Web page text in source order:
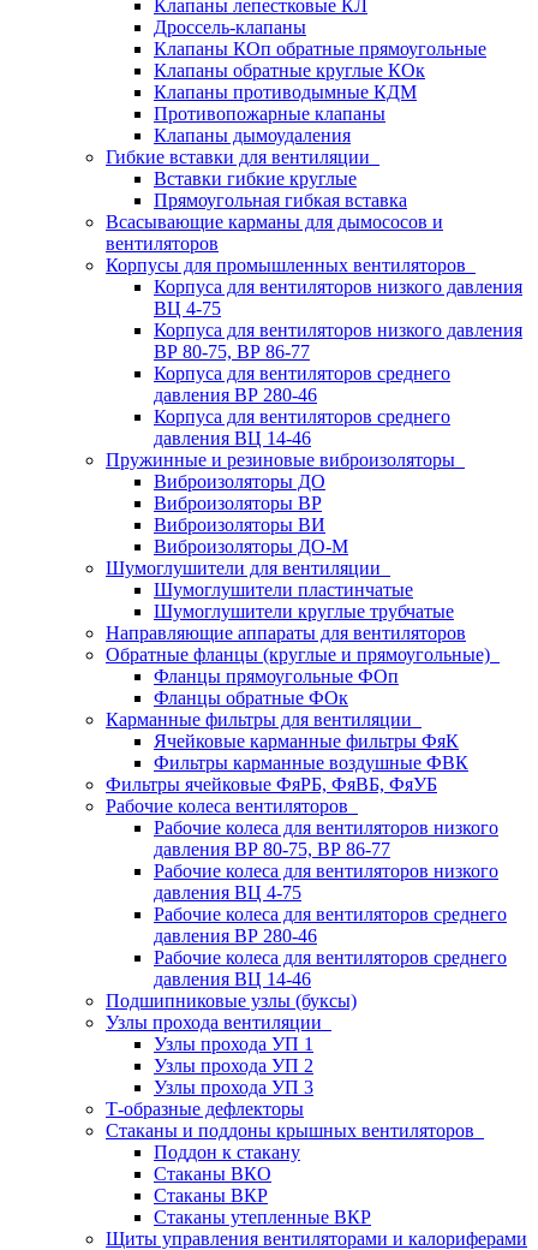
Клапаны лепестковые КЛ
Дроссель-клапаны
Клапаны КОп обратные прямоугольные
Клапаны обратные круглые КОк
Клапаны противодымные КДМ
Противопожарные клапаны
Клапаны дымоудаления
Гибкие вставки для вентиляции
Вставки гибкие круглые
Прямоугольная гибкая вставка
Всасывающие карманы для дымососов и
вентиляторов
Корпусы для промышленных вентиляторов
Корпуса для вентиляторов низкого давления
ВЦ 4-75
Корпуса для вентиляторов низкого давления
ВР 80-75, ВР 86-77
Корпуса для вентиляторов среднего
давления ВР 280-46
Корпуса для вентиляторов среднего
давления ВЦ 14-46
Пружинные и резиновые виброизоляторы
Виброизоляторы ДО
Виброизоляторы ВР
Виброизоляторы ВИ
Виброизоляторы ДО-М
Шумоглушители для вентиляции
Шумоглушители пластинчатые
Шумоглушители круглые трубчатые
Направляющие аппараты для вентиляторов
Обратные фланцы (круглые и прямоугольные)
Фланцы прямоугольные ФОп
Фланцы обратные ФОк
Карманные фильтры для вентиляции
Ячейковые карманные фильтры ФяК
Фильтры карманные воздушные ФВК
Фильтры ячейковые ФяРБ, ФяВБ, ФяУБ
Рабочие колеса вентиляторов
Рабочие колеса для вентиляторов низкого
давления ВР 80-75, ВР 86-77
Рабочие колеса для вентиляторов низкого
давления ВЦ 4-75
Рабочие колеса для вентиляторов среднего
давления ВР 280-46
Рабочие колеса для вентиляторов среднего
давления ВЦ 14-46
Подшипниковые узлы (буксы)
Узлы прохода вентиляции
Узлы прохода УП 1
Узлы прохода УП 2
Узлы прохода УП 3
Т-образные дефлекторы
Стаканы и поддоны крышных вентиляторов
Поддон к стакану
Стаканы ВКО
Стаканы ВКР
Стаканы утепленные ВКР
Щиты управления вентиляторами и калориферами